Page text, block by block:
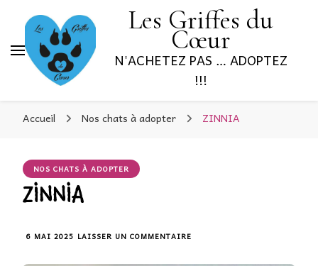
Les Griffes du
Cœur
N'ACHETEZ PAS … ADOPTEZ
!!!
Accueil Nos chats à adopter ZINNIA
NOS CHATS À ADOPTER
ZINNIA
6 MAI 2025 LAISSER UN COMMENTAIRE